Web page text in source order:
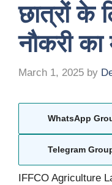
छात्रों के
नौकरी का
March 1, 2025 by
WhatsApp
Telegram
IFFCO Agriculture